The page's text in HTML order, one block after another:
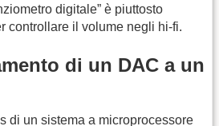
digitale” è piuttosto
controllare il volume negli hi-fi.
di un DAC a un
di un sistema a microprocessore